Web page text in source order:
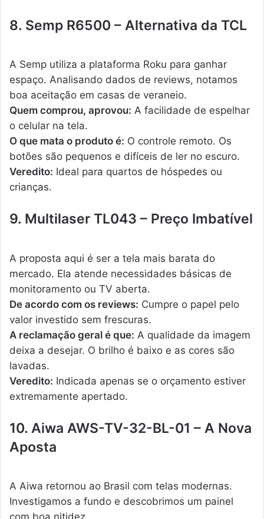
8. Semp R6500 – Alternativa da TCL
A Semp utiliza a plataforma Roku para ganhar
espaço. Analisando dados de reviews, notamos
boa aceitação em casas de veraneio.
Quem comprou, aprovou: A facilidade de espelhar
o celular na tela.
O que mata o produto é: O controle remoto. Os
botões são pequenos e difíceis de ler no escuro.
Veredito: Ideal para quartos de hóspedes ou
crianças.
9. Multilaser TL043 – Preço Imbatível
A proposta aqui é ser a tela mais barata do
mercado. Ela atende necessidades básicas de
monitoramento ou TV aberta.
De acordo com os reviews: Cumpre o papel pelo
valor investido sem frescuras.
A reclamação geral é que: A qualidade da imagem
deixa a desejar. O brilho é baixo e as cores são
lavadas.
Veredito: Indicada apenas se o orçamento estiver
extremamente apertado.
10. Aiwa AWS-TV-32-BL-01 – A Nova
Aposta
A Aiwa retornou ao Brasil com telas modernas.
Investigamos a fundo e descobrimos um painel